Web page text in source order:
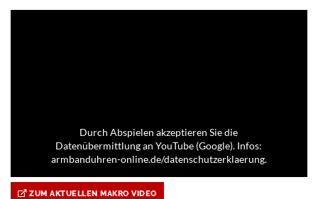
Durch Abspielen akzeptieren Sie die
Datenübermittlung an YouTube (Google). Infos:
armbanduhren-online.de/datenschutzerklaerung.
ZUM AKTUELLEN MAKRO VIDEO